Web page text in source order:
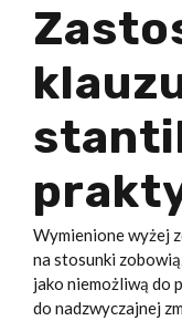
Wymienione wyżej
na stosunki
jako niemożliwą do
do nadzwyczajnej